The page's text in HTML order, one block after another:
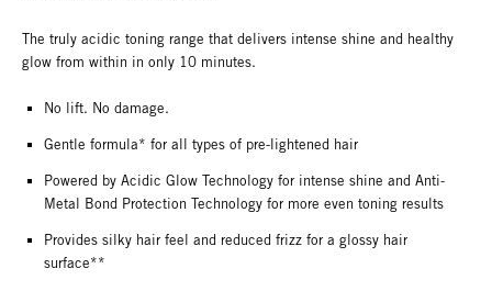
The truly acidic toning range that delivers intense shine and healthy
glow from within in only 10 minutes.
No lift. No damage.
Gentle formula* for all types of pre-lightened hair
Powered by Acidic Glow Technology for intense shine and Anti-
Metal Bond Protection Technology for more even toning results
Provides silky hair feel and reduced frizz for a glossy hair
surface**